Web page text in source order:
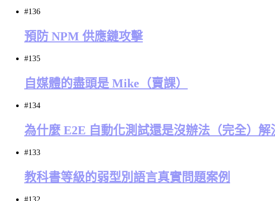
#136
預防 NPM 供應鏈攻擊
#135
自媒體的盡頭是 Mike（賣課）
#134
為什麼 E2E 自動化測試還是沒辦法（完全）
#133
教科書等級的弱型別語言真實問題案例
#132